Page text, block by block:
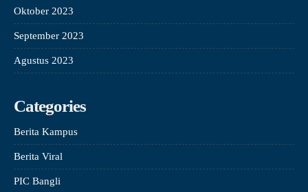
Oktober 2023
September 2023
Agustus 2023
Categories
Berita Kampus
Berita Viral
PIC Bangli